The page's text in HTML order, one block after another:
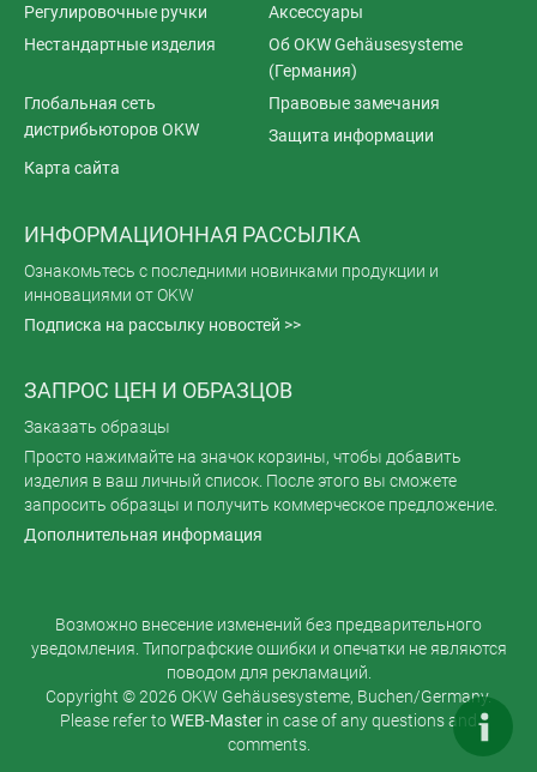
Регулировочные ручки
Аксессуары
Нестандартные изделия
Об OKW Gehäusesysteme
(Германия)
Глобальная сеть
дистрибьюторов OKW
Правовые замечания
Защита информации
Карта сайта
ИНФОРМАЦИОННАЯ РАССЫЛКА
Ознакомьтесь с последними новинками продукции и
инновациями от OKW
Подписка на рассылку новостей >>
ЗАПРОС ЦЕН И ОБРАЗЦОВ
Заказать образцы
Просто нажимайте на значок корзины, чтобы добавить
изделия в ваш личный список. После этого вы сможете
запросить образцы и получить коммерческое предложение.
Дополнительная информация
Возможно внесение изменений без предварительного
уведомления. Типографские ошибки и опечатки не являются
поводом для рекламаций.
Copyright © 2026 OKW Gehäusesysteme, Buchen/Germany.
Please refer toWEB-Master in case of any questions and
comments.